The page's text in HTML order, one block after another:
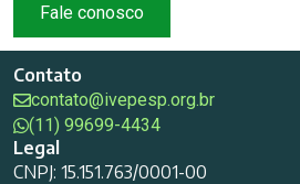
Fale conosco
Contato
contato@ivepesp.org.br
(11) 99699-4434
Legal
CNPJ: 15.151.763/0001-00